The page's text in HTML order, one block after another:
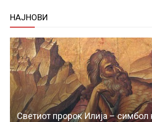
НАЈНОВИ
Светиот пророк Илија – симбол